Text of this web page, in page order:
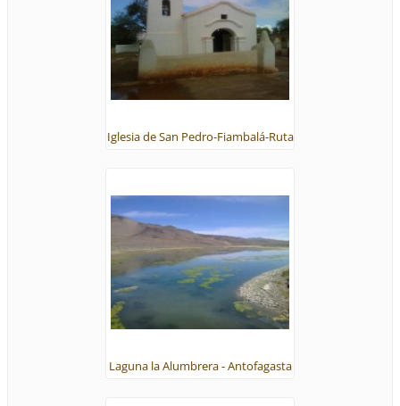
Iglesia de San Pedro-Fiambalá-Ruta
Laguna la Alumbrera - Antofagasta